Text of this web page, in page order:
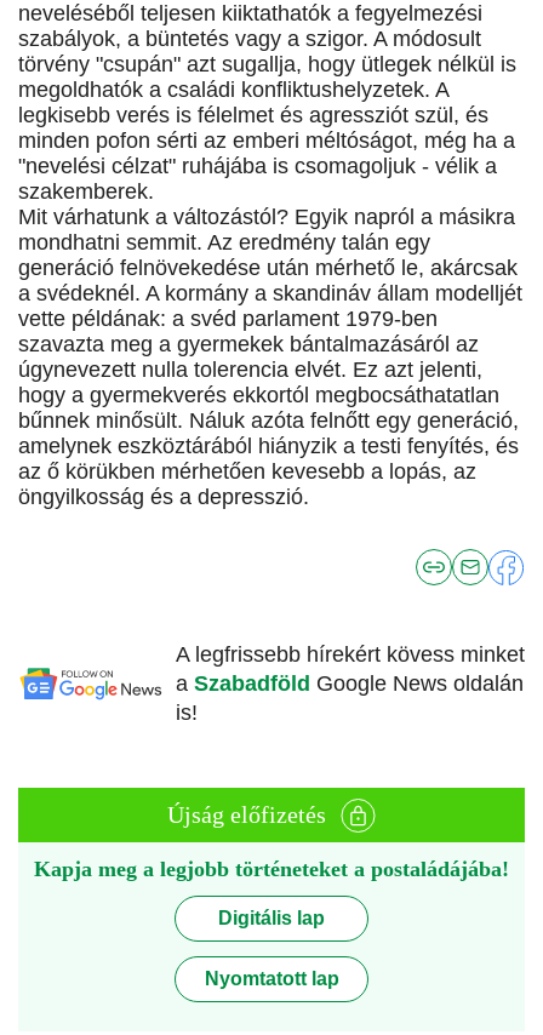
neveléséből teljesen kiiktathatók a fegyelmezési
szabályok, a büntetés vagy a szigor. A módosult
törvény "csupán" azt sugallja, hogy ütlegek nélkül is
megoldhatók a családi konfliktushelyzetek. A
legkisebb verés is félelmet és agressziót szül, és
minden pofon sérti az emberi méltóságot, még ha a
"nevelési célzat" ruhájába is csomagoljuk - vélik a
szakemberek.
Mit várhatunk a változástól? Egyik napról a másikra
mondhatni semmit. Az eredmény talán egy
generáció felnövekedése után mérhető le, akárcsak
a svédeknél. A kormány a skandináv állam modelljét
vette példának: a svéd parlament 1979-ben
szavazta meg a gyermekek bántalmazásáról az
úgynevezett nulla tolerencia elvét. Ez azt jelenti,
hogy a gyermekverés ekkortól megbocsáthatatlan
bűnnek minősült. Náluk azóta felnőtt egy generáció,
amelynek eszköztárából hiányzik a testi fenyítés, és
az ő körükben mérhetően kevesebb a lopás, az
öngyilkosság és a depresszió.
A legfrissebb hírekért kövess minket
a Szabadföld Google News oldalán
is!
Újság előfizetés
Kapja meg a legjobb történeteket a postaládájába!
Digitális lap
Nyomtatott lap